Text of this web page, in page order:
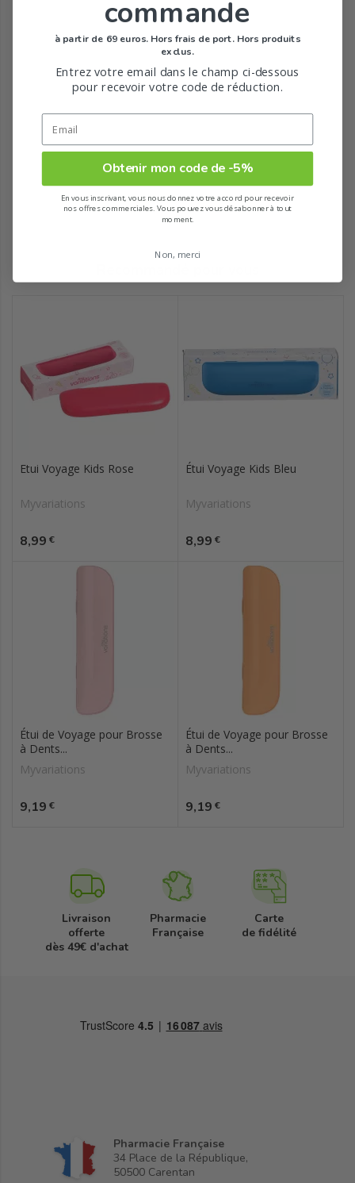
Etui Voyage Kids Rose
Myvariations
Prix
8,99 €
Étui Voyage Kids Bleu
Myvariations
Prix
8,99 €
Étui de Voyage pour Brosse
à Dents...
Myvariations
Prix
9,19 €
Étui de Voyage pour Brosse
à Dents...
Myvariations
Prix
9,19 €
Livraison
offerte
dès 49€ d'achat
Pharmacie
Française
Carte
de fidélité
Pharmacie Française
34 Place de la République,
50500 Carentan
commande
à partir de 69 euros. Hors frais de port. Hors produits
exclus.
Entrez votre email dans le champ ci-dessous
pour recevoir votre code de réduction.
Obtenir mon code de -5%
En vous inscrivant, vous nous donnez votre accord pour recevoir
nos offres commerciales. Vous pouvez vous désabonner à tout
moment.
Non, merci